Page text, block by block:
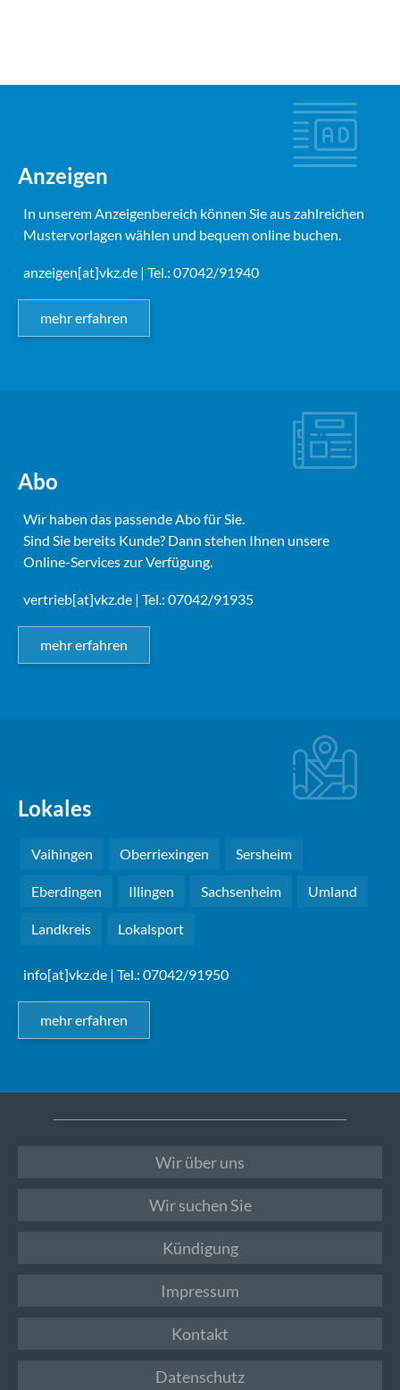
Anzeigen
In unserem Anzeigenbereich können Sie aus zahlreichen
Mustervorlagen wählen und bequem online buchen.
anzeigen[at]vkz.de | Tel.: 07042/91940
mehr erfahren
Abo
Wir haben das passende Abo für Sie.
Sind Sie bereits Kunde? Dann stehen Ihnen unsere
Online-Services zur Verfügung.
vertrieb[at]vkz.de | Tel.: 07042/91935
mehr erfahren
Lokales
Vaihingen Oberriexingen Sersheim
Eberdingen Illingen Sachsenheim Umland
Landkreis Lokalsport
info[at]vkz.de | Tel.: 07042/91950
mehr erfahren
Wir über uns
Wir suchen Sie
Kündigung
Impressum
Kontakt
Datenschutz